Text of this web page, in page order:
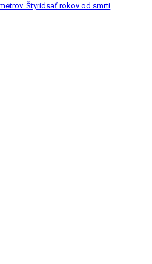
Štyridsať rokov od smrti